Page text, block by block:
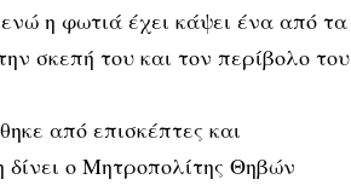
η φωτιά έχει κάψει ένα από τα
σκεπή του και τον περίβολο του
από επισκέπτες και
ο Μητροπολίτης Θηβών